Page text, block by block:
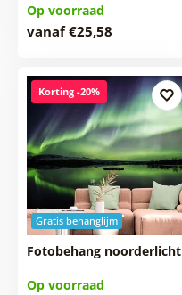
Op voorraad
vanaf €25,58
Gratis behanglijm
Korting -20%
Fotobehang noorderlicht
Op voorraad